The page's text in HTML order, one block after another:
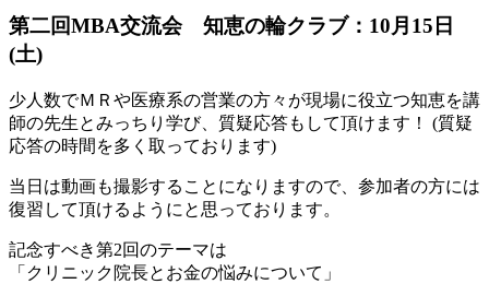
第二回MBA交流会 知恵の輪クラブ：10月15日
(土)
少人数でＭＲや医療系の営業の方々が現場に役立つ知恵を講
師の先生とみっちり学び、質疑応答もして頂けます！ (質疑
応答の時間を多く取っております)
当日は動画も撮影することになりますので、参加者の方には
復習して頂けるようにと思っております。
記念すべき第2回のテーマは
「クリニック院長とお金の悩みについて」